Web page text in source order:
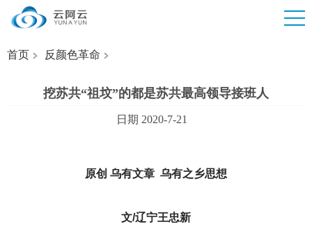
首页 反颜色革命
挖苏共“祖坟”的都是苏共最高领导接班人
日期 2020-7-21
原创 乌有文章 乌有之乡思想
文/辽宁王忠新